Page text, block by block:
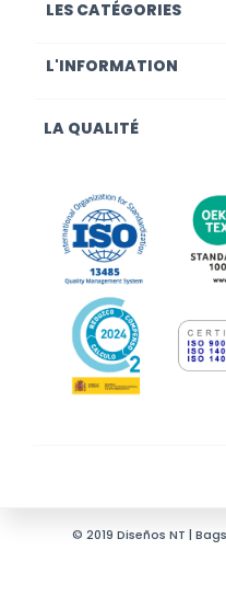
LES CATÉGORIES
L'INFORMATION
LA QUALITÉ
© 2019 Diseños NT |